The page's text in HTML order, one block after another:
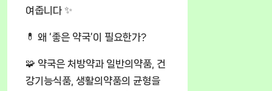
여줍니다 ✨
💊 왜 ‘좋은 약국’이 필요한가?
🧩 약국은 처방약과 일반의약품, 건
강기능식품, 생활의약품의 균형을